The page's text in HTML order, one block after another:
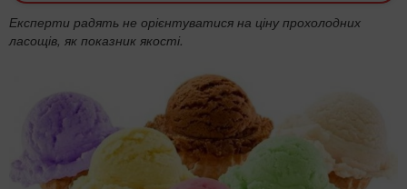
Експерти радять не орієнтуватися на ціну прохолодних
ласощів, як показник якості.